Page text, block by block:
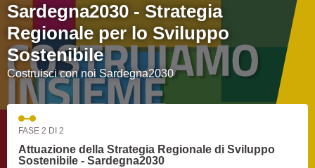
Sardegna2030 - Strategia
Regionale per lo Sviluppo
Sostenibile
Costruisci con noi Sardegna2030
FASE 2 DI 2
Attuazione della Strategia Regionale di Sviluppo
Sostenibile - Sardegna2030